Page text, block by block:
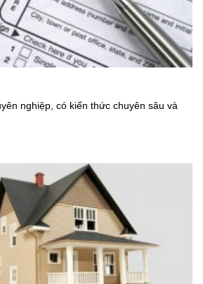
nghiệp, có kiến thức chuyên sâu và